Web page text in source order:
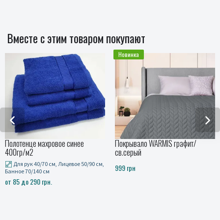
Вместе с этим товаром покупают
Полотенце махровое синее
400гр/м2
Для рук 40/70 см, Лицевое 50/90 см,
Банное 70/140 см
от 85 до 290 грн.
Новинка
Покрывало WARMIS графит/
св.серый
999 грн